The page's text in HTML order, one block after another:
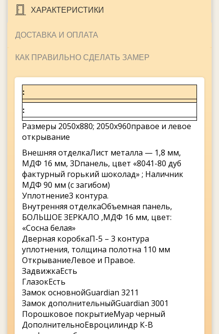
ХАРАКТЕРИСТИКИ
ДОСТАВКА И ОПЛАТА
КАК ПРАВИЛЬНО СДЕЛАТЬ ЗАМЕР
Размеры 2050х880; 2050х960правое и левое
открывание
Внешняя отделкаЛист металла — 1,8 мм,
МДФ 16 мм, 3Dпанель, цвет «8041-80 дуб
фактурный горький шоколад» ; Наличник
МДФ 90 мм (с загибом)
Уплотнение3 контура.
Внутренняя отделкаОбъемная панель,
БОЛЬШОЕ ЗЕРКАЛО ,МДФ 16 мм, цвет:
«Сосна белая»
Дверная коробкаП-5 – 3 контура
уплотнения, толщина полотна 110 мм
ОткрываниеЛевое и Правое.
ЗадвижкаЕсть
ГлазокЕсть
Замок основнойGuardian 3211
Замок дополнительныйGuardian 3001
Порошковое покрытиеМуар черный
ДополнительноЕвроцилиндр К-В